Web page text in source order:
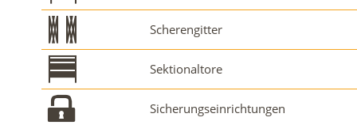
Scherengitter
Sektionaltore
Sicherungseinrichtungen